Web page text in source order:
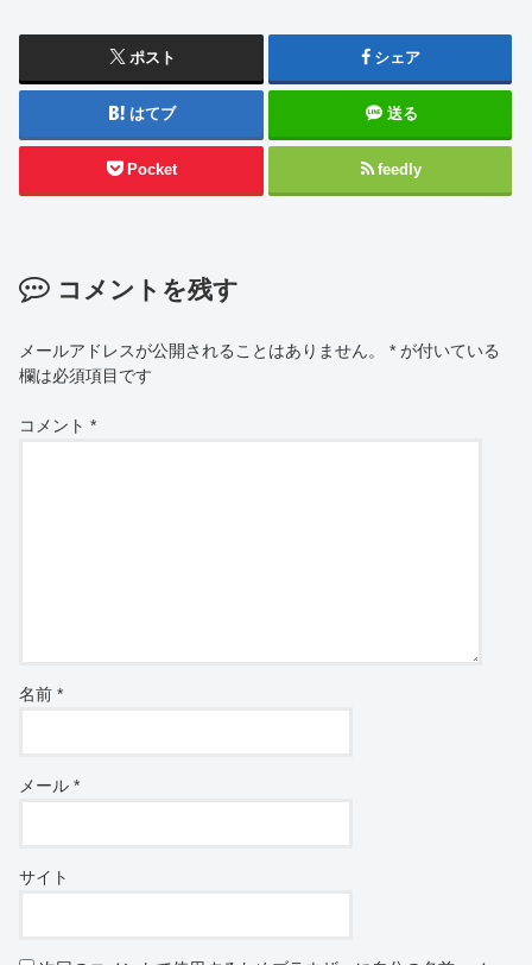
ポスト シェア
はてブ 送る
Pocket feedly
コメントを残す
メールアドレスが公開されることはありません。 * が付いている
欄は必須項目です
コメント*
名前*
メール*
サイト